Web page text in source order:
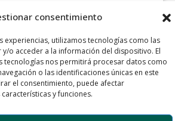
consentimiento
experiencias, utilizamos tecnologías como las
o acceder a la información del dispositivo. El
tecnologías nos permitirá procesar datos como
o las identificaciones únicas en este
el consentimiento, puede afectar
y funciones.